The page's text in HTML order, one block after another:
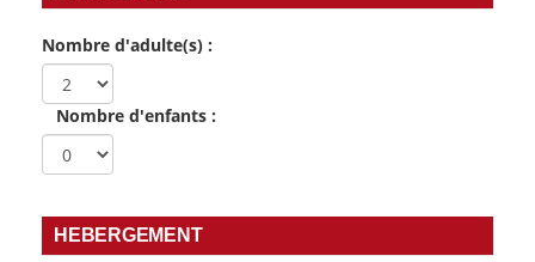
Nombre d'adulte(s) :
Nombre d'enfants :
HEBERGEMENT